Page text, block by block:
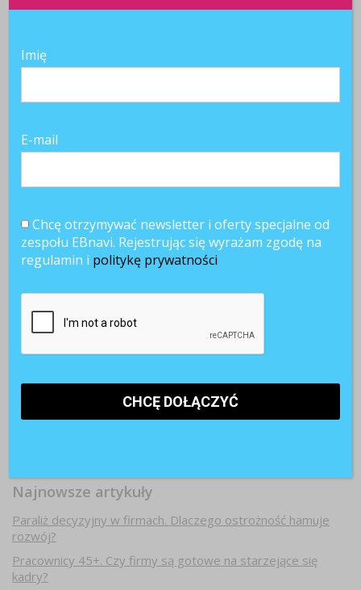
Najnowsze artykuły
Paraliż decyzyjny w firmach. Dlaczego ostrożność hamuje
rozwój?
Pracownicy 45+. Czy firmy są gotowe na starzejące się
kadry?
Imię
E-mail
Chcę otrzymywać newsletter i oferty specjalne od
zespołu EBnavi. Rejestrując się wyrażam zgodę na
regulamin i politykę prywatności